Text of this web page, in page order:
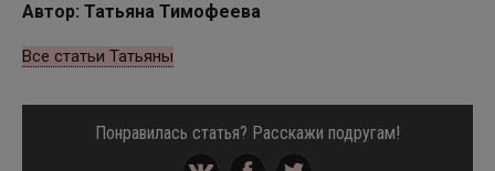
Автор: Татьяна Тимофеева
Все статьи Татьяны
Понравилась статья? Расскажи подругам!